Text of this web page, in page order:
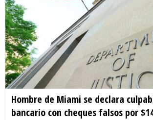
Hombre de Miami se declara
bancario con cheques falsos por